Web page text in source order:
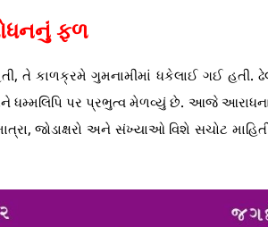
ફળ
હતી, તે કાળક્રમે ગુમનામીમાં ધકેલાઈ ગઈ હતી.
ધમ્મલિપિ પર પ્રભુત્વ મેળવ્યું છે. આજે
જોડાક્ષરો અને સંખ્યાઓ વિશે સચોટ